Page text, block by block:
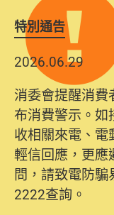
特別通告
2026.06.29
消委會提醒消
布消費警示。如
收相關來電、電
輕信回應，更應
問，請致電防
2222查詢。